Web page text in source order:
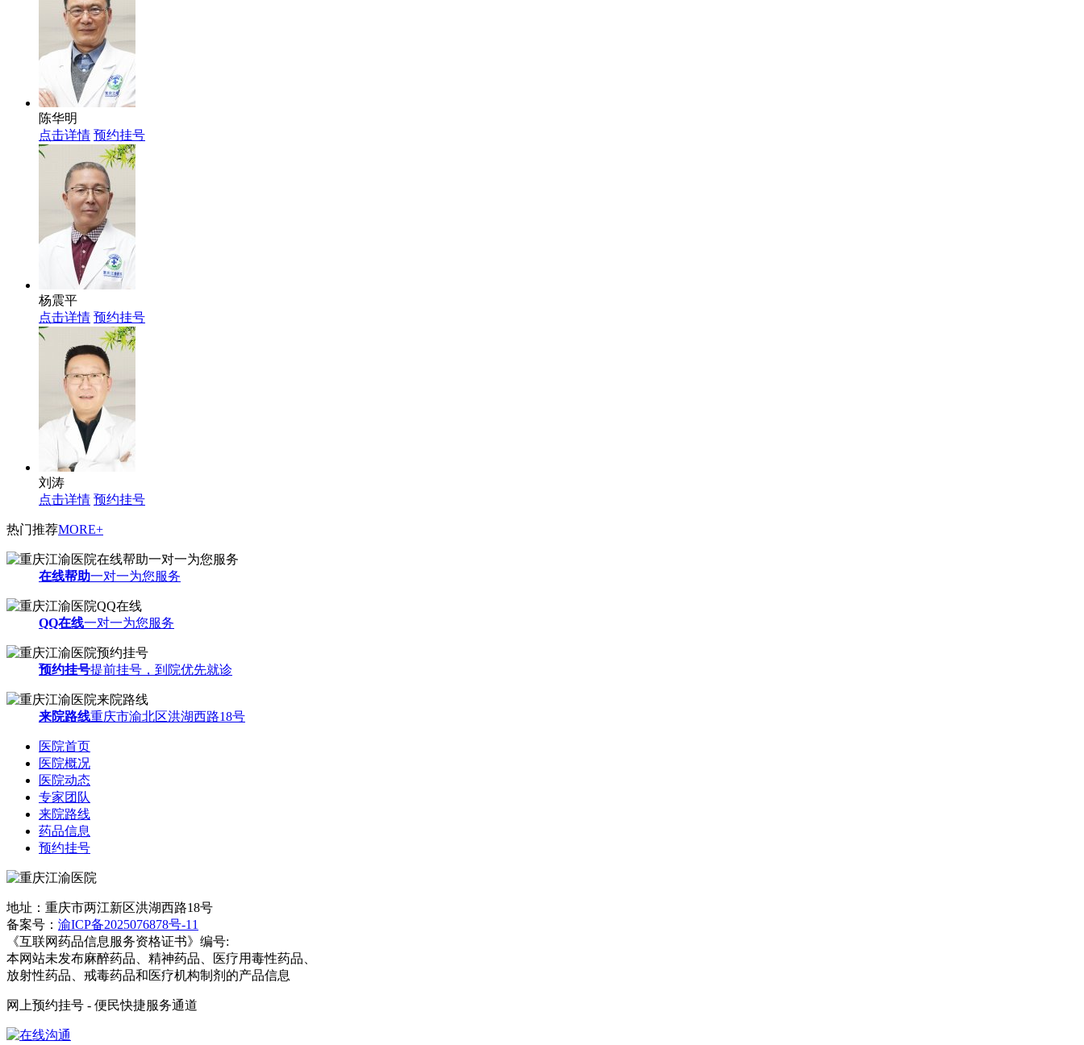
陈华明
点击详情 预约挂号
杨震平
点击详情 预约挂号
刘涛
点击详情 预约挂号
热门推荐MORE+
在线帮助一对一为您服务
QQ在线一对一为您服务
预约挂号提前挂号，到院优先就诊
来院路线重庆市渝北区洪湖西路18号
医院首页
医院概况
医院动态
专家团队
来院路线
药品信息
预约挂号
地址：重庆市两江新区洪湖西路18号
备案号： 渝ICP备2025076878号-11
《互联网药品信息服务资格证书》编号:
本网站未发布麻醉药品、精神药品、医疗用毒性药品、
放射性药品、戒毒药品和医疗机构制剂的产品信息
网上预约挂号 - 便民快捷服务通道